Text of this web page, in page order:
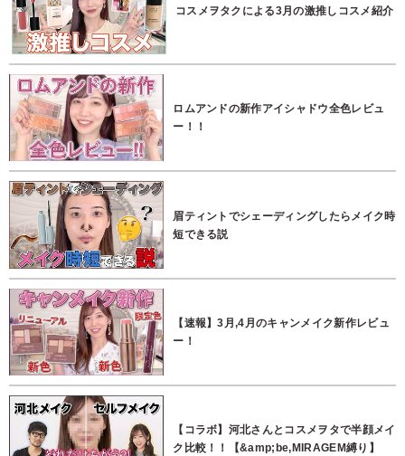
コスメヲタクによる3月の激推しコスメ紹介
ロムアンドの新作アイシャドウ全色レビュ
ー！！
眉ティントでシェーディングしたらメイク時
短できる説
【速報】3月,4月のキャンメイク新作レビュ
ー！
【コラボ】河北さんとコスメヲタで半顔メイ
ク比較！！【&amp;be,MIRAGEM縛り】